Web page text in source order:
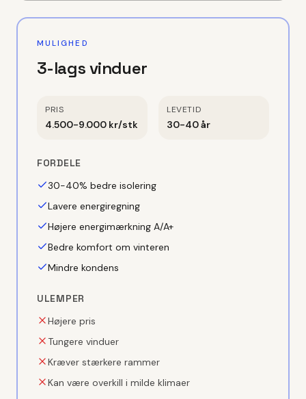
MULIGHED
3-lags vinduer
PRIS
4.500-9.000 kr/stk
LEVETID
30-40 år
FORDELE
30-40% bedre isolering
Lavere energiregning
Højere energimærkning A/A+
Bedre komfort om vinteren
Mindre kondens
ULEMPER
Højere pris
Tungere vinduer
Kræver stærkere rammer
Kan være overkill i milde klimaer